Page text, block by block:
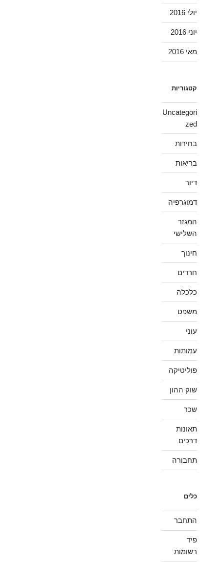
יולי 2016
יוני 2016
מאי 2016
קטגוריות
Uncategori
zed
בחירות
בריאות
דיור
דמוגרפיה
המגזר
השלישי
חינוך
חרדים
כלכלה
משפט
עוני
עמותות
פוליטיקה
שוק ההון
שכר
תאונות
דרכים
תחבורה
כלים
התחבר
פיד
רשומות